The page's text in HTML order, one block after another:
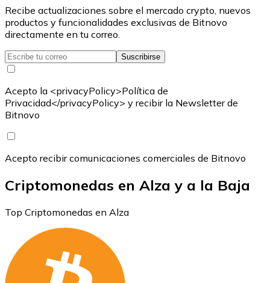
Recibe actualizaciones sobre el mercado crypto, nuevos
productos y funcionalidades exclusivas de Bitnovo
directamente en tu correo.
Suscribirse
Acepto la <privacyPolicy>Política de
Privacidad</privacyPolicy> y recibir la Newsletter de
Bitnovo
Acepto recibir comunicaciones comerciales de Bitnovo
Criptomonedas en Alza y a la Baja
Top Criptomonedas en Alza